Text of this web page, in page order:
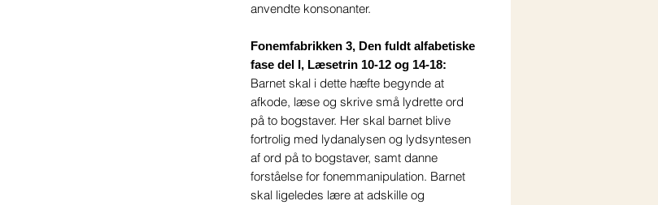
anvendte konsonanter.
Fonemfabrikken 3, Den fuldt alfabetiske
fase del I, Læsetrin 10-12 og 14-18:
Barnet skal i dette hæfte begynde at
afkode, læse og skrive små lydrette ord
på to bogstaver. Her skal barnet blive
fortrolig med lydanalysen og lydsyntesen
af ord på to bogstaver, samt danne
forståelse for fonemmanipulation. Barnet
skal ligeledes lære at adskille og